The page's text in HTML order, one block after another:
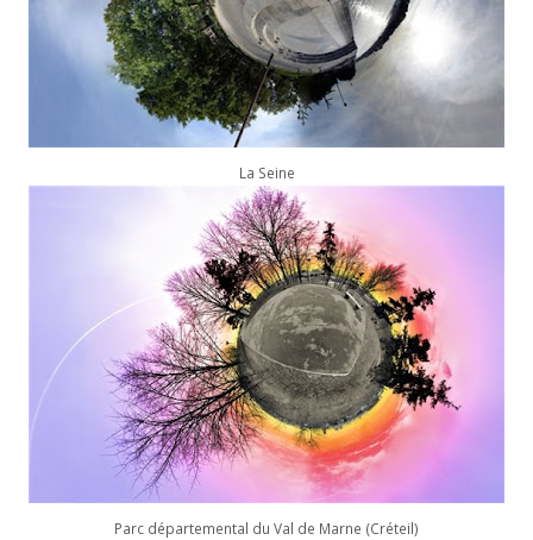
La Seine
Parc départemental du Val de Marne (Créteil)